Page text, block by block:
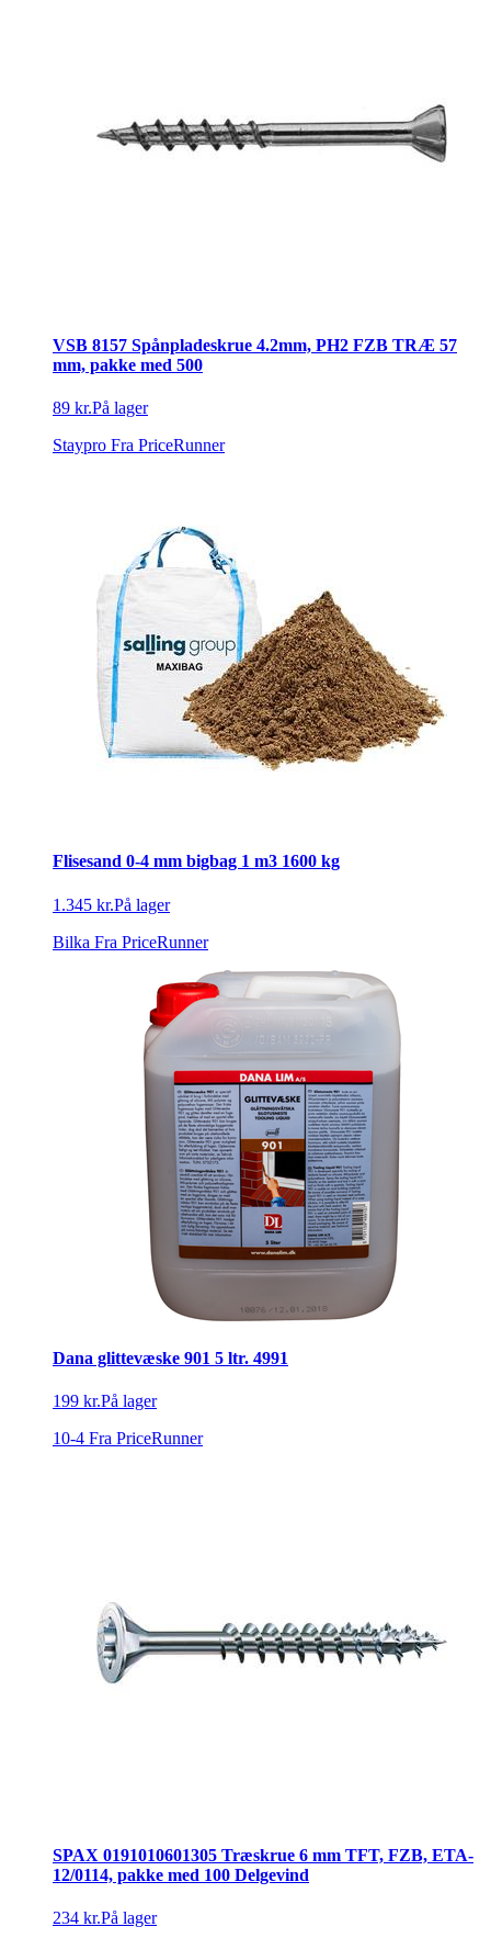
VSB 8157 Spånpladeskrue 4.2mm, PH2 FZB TRÆ 57
mm, pakke med 500
89 kr.På lager
Staypro Fra PriceRunner
Flisesand 0-4 mm bigbag 1 m3 1600 kg
1.345 kr.På lager
Bilka Fra PriceRunner
Dana glittevæske 901 5 ltr. 4991
199 kr.På lager
10-4 Fra PriceRunner
SPAX 0191010601305 Træskrue 6 mm TFT, FZB, ETA-
12/0114, pakke med 100 Delgevind
234 kr.På lager